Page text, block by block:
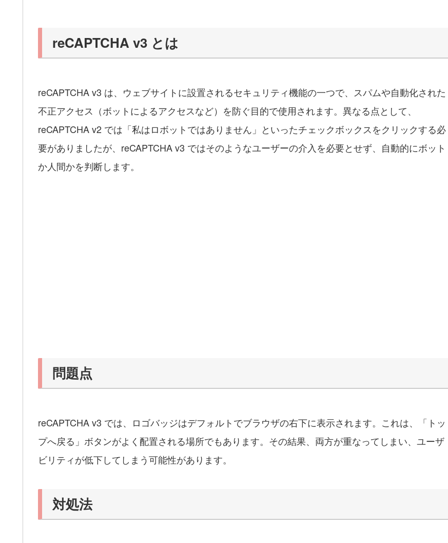
reCAPTCHA v3 とは
reCAPTCHA v3 は、ウェブサイトに設置されるセキュリティ機能の一つで、スパムや自動化された
不正アクセス（ボットによるアクセスなど）を防ぐ目的で使用されます。異なる点として、
reCAPTCHA v2 では「私はロボットではありません」といったチェックボックスをクリックする必
要がありましたが、reCAPTCHA v3 ではそのようなユーザーの介入を必要とせず、自動的にボット
か人間かを判断します。
問題点
reCAPTCHA v3 では、ロゴバッジはデフォルトでブラウザの右下に表示されます。これは、「トッ
プへ戻る」ボタンがよく配置される場所でもあります。その結果、両方が重なってしまい、ユーザ
ビリティが低下してしまう可能性があります。
対処法